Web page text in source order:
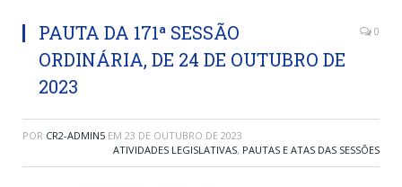
PAUTA DA 171ª SESSÃO
ORDINÁRIA, DE 24 DE OUTUBRO DE
2023
0
POR CR2-ADMIN5 EM 23 DE OUTUBRO DE 2023
ATIVIDADES LEGISLATIVAS, PAUTAS E ATAS DAS SESSÕES